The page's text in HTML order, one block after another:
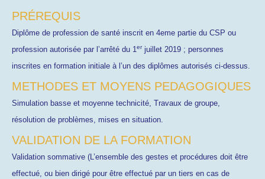
PRÉREQUIS
Diplôme de profession de santé inscrit en 4eme partie du CSP ou
profession autorisée par l’arrêté du 1erjuillet 2019 ; personnes
inscrites en formation initiale à l’un des diplômes autorisés ci-dessus.
METHODES ET MOYENS PEDAGOGIQUES
Simulation basse et moyenne technicité, Travaux de groupe,
résolution de problèmes, mises en situation.
VALIDATION DE LA FORMATION
Validation sommative (L’ensemble des gestes et procédures doit être
effectué, ou bien dirigé pour être effectué par un tiers en cas de